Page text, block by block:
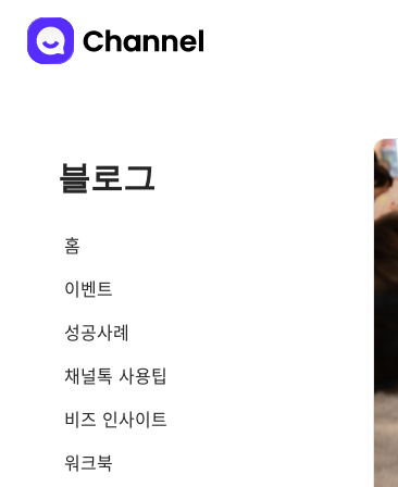
블로그
홈
이벤트
성공사례
채널톡 사용팁
비즈 인사이트
워크북